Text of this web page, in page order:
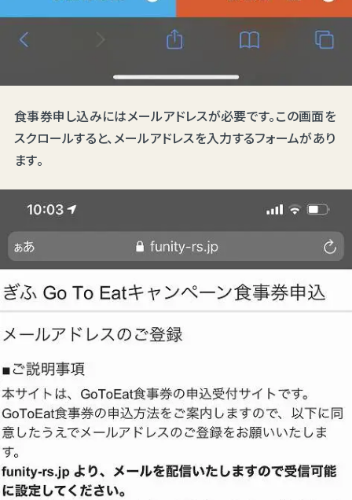
食事券申し込みにはメールアドレスが必要です。この画面を
スクロールすると、メールアドレスを入力するフォームがあり
ます。